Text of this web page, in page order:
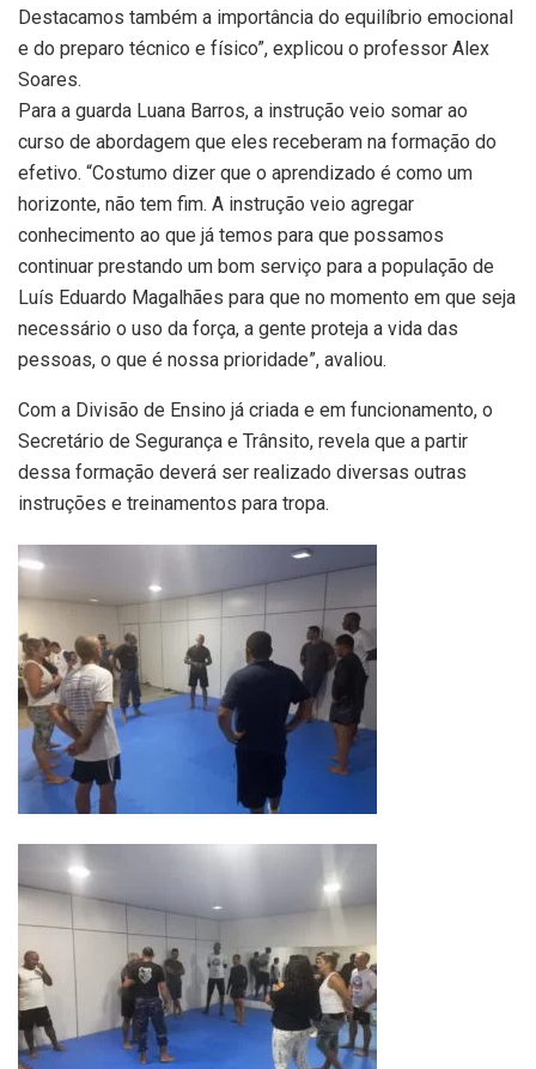
Destacamos também a importância do equilíbrio emocional
e do preparo técnico e físico”, explicou o professor Alex
Soares.
Para a guarda Luana Barros, a instrução veio somar ao
curso de abordagem que eles receberam na formação do
efetivo. “Costumo dizer que o aprendizado é como um
horizonte, não tem fim. A instrução veio agregar
conhecimento ao que já temos para que possamos
continuar prestando um bom serviço para a população de
Luís Eduardo Magalhães para que no momento em que seja
necessário o uso da força, a gente proteja a vida das
pessoas, o que é nossa prioridade”, avaliou.
Com a Divisão de Ensino já criada e em funcionamento, o
Secretário de Segurança e Trânsito, revela que a partir
dessa formação deverá ser realizado diversas outras
instruções e treinamentos para tropa.